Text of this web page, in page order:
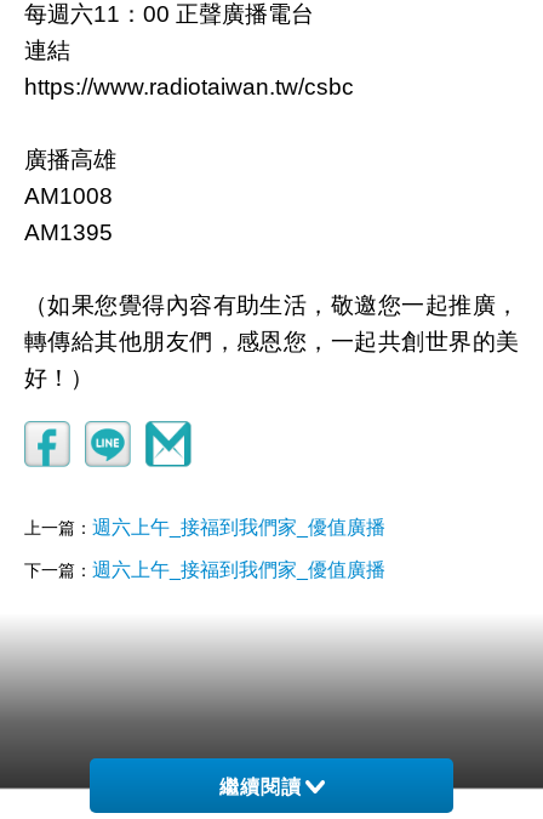
每週六11：00 正聲廣播電台
連結
https://www.radiotaiwan.tw/csbc
廣播高雄
AM1008
AM1395
（如果您覺得內容有助生活，敬邀您一起推廣，
轉傳給其他朋友們，感恩您，一起共創世界的美
好！）
上一篇： 週六上午_接福到我們家_優值廣播
下一篇： 週六上午_接福到我們家_優值廣播
繼續閱讀